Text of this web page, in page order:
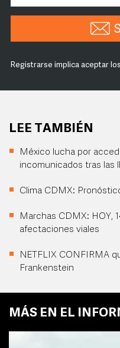
Registrarse implica aceptar los
LEE TAMBIÉN
México lucha por
incomunicados tras las
Clima CDMX:
Marchas CDMX: HOY,
afectaciones viales
NETFLIX CONFIRMA
Frankenstein
MÁS EN EL